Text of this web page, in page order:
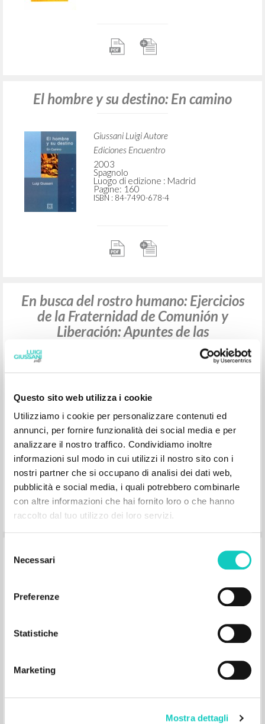
Questo sito web utilizza i cookie
Utilizziamo i cookie per personalizzare contenuti ed
annunci, per fornire funzionalità dei social media e per
analizzare il nostro traffico. Condividiamo inoltre
informazioni sul modo in cui utilizzi il nostro sito con i
nostri partner che si occupano di analisi dei dati web,
pubblicità e social media, i quali potrebbero combinarle
con altre informazioni che hai fornito loro o che hanno
raccolto dal tuo utilizzo dei loro servizi.
delNecessari
Preferenze
Statistiche
Marketing
Mostra dettagli
El hombre y su destino: En camino
Giussani Luigi Autore
Ediciones Encuentro
2003
Spagnolo
Luogo di edizione : Madrid
Pagine: 160
ISBN : 84-7490-678-4
En busca del rostro humano: Ejercicios
de la Fraternidad de Comunión y
Liberación: Apuntes de las
meditaciones de Luigi Giussani y José
Giussani Luigi Autore
Litterae Communionis-Huellas
1996
Spagnolo
Pagine: 66
Fraternidad: morada del yo